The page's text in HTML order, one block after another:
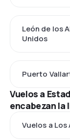
León de los
Unidos
Puerto
Vuelos a
encabezan la
Vuelos a Los